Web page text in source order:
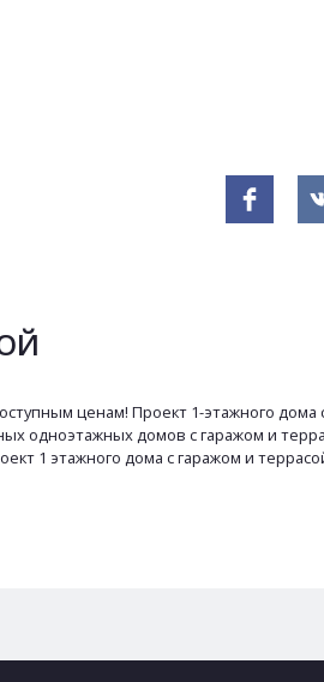
ценам! Проект 1-этажного дома
одноэтажных домов с гаражом и
1 этажного дома с гаражом и